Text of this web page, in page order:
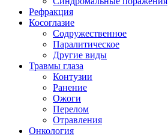
Рефракция
Косоглазие
Содружественное
Паралитическое
Другие виды
Травмы глаза
Контузии
Ранениe
Ожоги
Перелом
Отравления
Онкология